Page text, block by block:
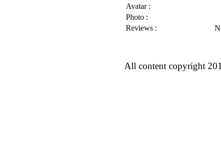
Avatar :
Photo :
Reviews :
All content copyright